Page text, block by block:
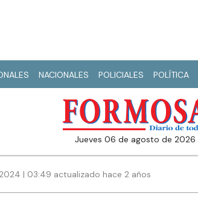
NACIONALES POLICIALES POLÍTICA
jueves 06 de agosto de 2026
| 03:49 actualizado hace 2 años